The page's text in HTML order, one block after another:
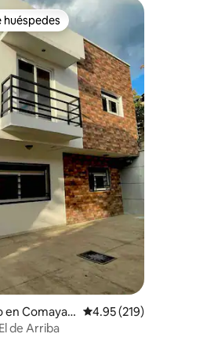
5; 137 evaluaciones
huéspedes
huéspedes
en Comayag Calificación promedio:
4.95 (219)
de Arriba